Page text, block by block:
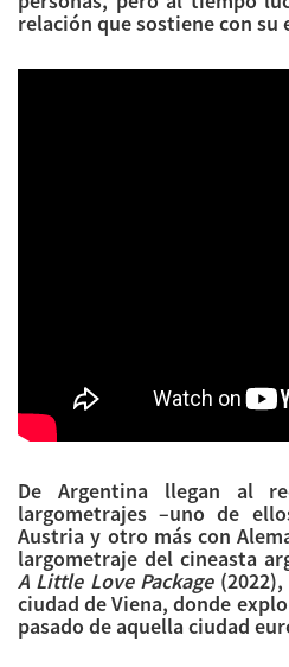
relación que sostiene con su
De Argentina llegan al
largometrajes –uno de
Austria y otro más con
largometraje del cineasta
A Little Love Package(2022),
ciudad de Viena, donde
pasado de aquella ciudad